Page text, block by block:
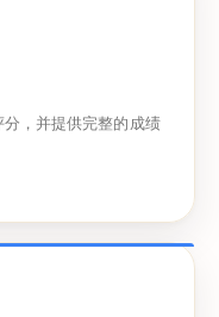
，并提供完整的成绩